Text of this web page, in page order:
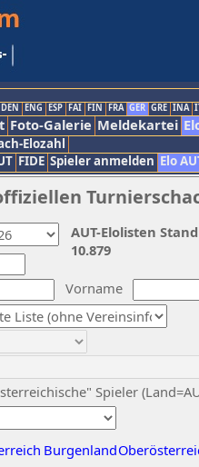
DEN ENG ESP FAI FIN FRA GER GRE INA
Foto-Galerie Meldekartei
Elozahl
FIDE Spieler anmelden Elo
Vorname
Spieler
Burgenland
AUT-Elolisten
10.879